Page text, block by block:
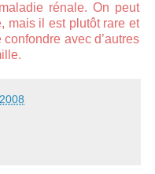
rénale. On peut
mais il est plutôt rare et
avec d’autres